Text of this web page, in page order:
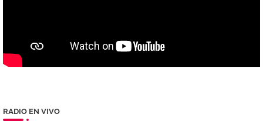
RADIO EN VIVO